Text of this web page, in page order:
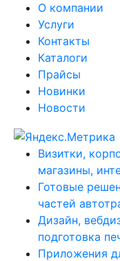
О компании
Услуги
Контакты
Каталоги
Прайсы
Новинки
Новости
Визитки,
магазины,
Готовые
частей
Дизайн,
подготовка
Приложения